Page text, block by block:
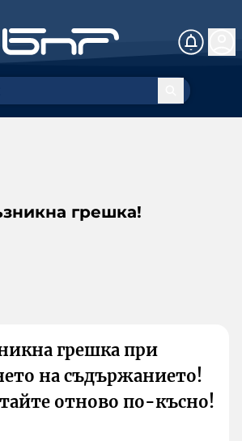
грешка!
грешка при
на съдържанието!
отново по-късно!